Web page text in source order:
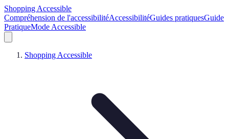
Shopping Accessible
Compréhension de l'accessibilitéAccessibilitéGuides pratiquesGuide
PratiqueMode Accessible
Shopping Accessible